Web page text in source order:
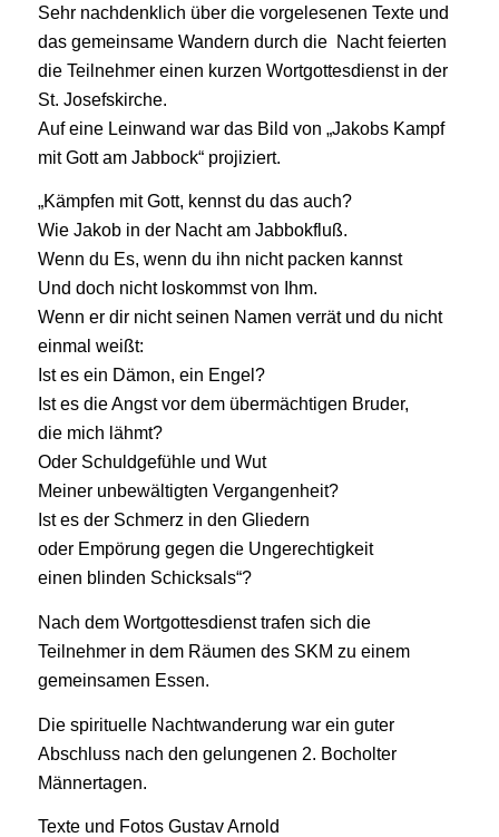
Sehr nachdenklich über die vorgelesenen Texte und
das gemeinsame Wandern durch die Nacht feierten
die Teilnehmer einen kurzen Wortgottesdienst in der
St. Josefskirche.
Auf eine Leinwand war das Bild von „Jakobs Kampf
mit Gott am Jabbock“ projiziert.
„Kämpfen mit Gott, kennst du das auch?
Wie Jakob in der Nacht am Jabbokfluß.
Wenn du Es, wenn du ihn nicht packen kannst
Und doch nicht loskommst von Ihm.
Wenn er dir nicht seinen Namen verrät und du nicht
einmal weißt:
Ist es ein Dämon, ein Engel?
Ist es die Angst vor dem übermächtigen Bruder,
die mich lähmt?
Oder Schuldgefühle und Wut
Meiner unbewältigten Vergangenheit?
Ist es der Schmerz in den Gliedern
oder Empörung gegen die Ungerechtigkeit
einen blinden Schicksals“?
Nach dem Wortgottesdienst trafen sich die
Teilnehmer in dem Räumen des SKM zu einem
gemeinsamen Essen.
Die spirituelle Nachtwanderung war ein guter
Abschluss nach den gelungenen 2. Bocholter
Männertagen.
Texte und Fotos Gustav Arnold